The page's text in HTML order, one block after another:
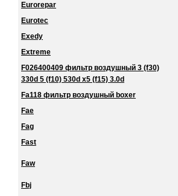
Eurorepar
Eurotec
Exedy
Extreme
F026400409 фильтр воздушный 3 (f30)
330d 5 (f10) 530d x5 (f15) 3.0d
Fa118 фильтр воздушный boxer
Fae
Fag
Fast
Faw
Fbj